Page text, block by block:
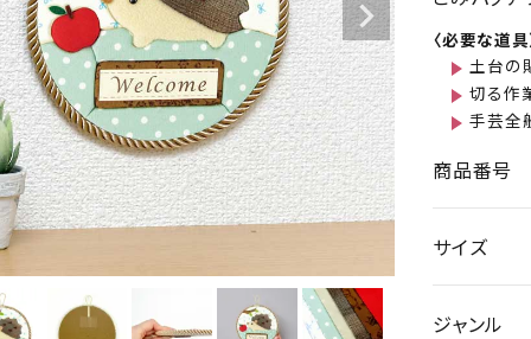
〈必要な道具
土台の
切る作
手芸全
商品番号
サイズ
ジャンル